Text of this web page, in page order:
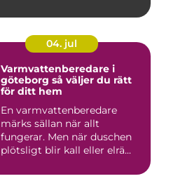
04. jul
Varmvattenberedare i
göteborg så väljer du rätt
för ditt hem
En varmvattenberedare
märks sällan när allt
fungerar. Men när duschen
plötsligt blir kall eller elrä...